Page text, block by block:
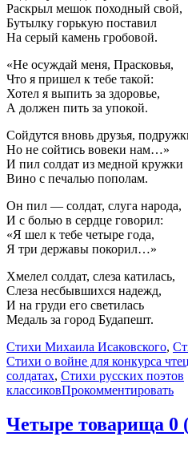
Раскрыл мешок походный свой,
Бутылку горькую поставил
На серый камень гробовой.
«Не осуждай меня, Прасковья,
Что я пришел к тебе такой:
Хотел я выпить за здоровье,
А должен пить за упокой.
Сойдутся вновь друзья,
Но не сойтись вовеки нам…»
И пил солдат из медной кружки
Вино с печалью пополам.
Он пил — солдат, слуга народа,
И с болью в сердце говорил:
«Я шел к тебе четыре года,
Я три державы покорил…»
Хмелел солдат, слеза катилась,
Слеза несбывшихся надежд,
И на груди его светилась
Медаль за город Будапешт.
Стихи Михаила Исаковского,
Стихи о войне для конкурса
солдатах, Стихи русских поэтов
классиковПрокомментировать
Четыре товарища 0